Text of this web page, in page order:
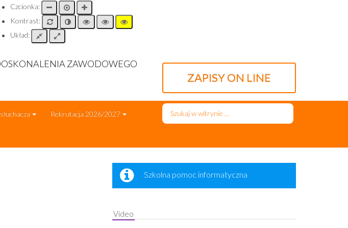
Czcionka:
Kontrast:
Układ:
ZAWODOWEGO
ZAPISY ON LINE
Rekrutacja 2026/2027
Szukaj...
Szkolna pomoc informatyczna
Video